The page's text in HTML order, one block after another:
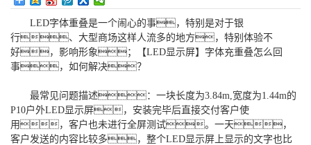
LED字体重叠是一个闹心的事，特别是对于银
行、大型商场这样人流多的地方，特别体验不
好，影响形象；【LED显示屏】字体充重叠怎么回
事，如何解决？
最常见问题描述：一块长度为3.84m,宽度为1.44m的
P10户外LED显示屏，安装完毕后直接交付客户使
用，客户也未进行全屏测试。一天，
客户发送的内容比较多，整个LED显示屏上显示的文字也比